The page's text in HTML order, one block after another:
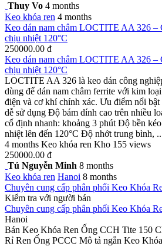
Thuy Vo 4 months
Keo khóa ren 4 months
Keo dán nam châm LOCTITE AA 326 –
chịu nhiệt 120°C
250000.00 đ
Keo dán nam châm LOCTITE AA 326 –
chịu nhiệt 120°C
LOCTITE AA 326 là keo dán công
dùng để dán nam châm ferrite với kim
điện và cơ khí chính xác. Ưu điểm nổi
dễ sử dụng Độ bám dính cao trên nhiều
cố định nhanh: khoảng 3 phút Độ bền
nhiệt lên đến 120°C Độ nhớt trung bình,
4 months Keo khóa ren Kho 155 views
250000.00 đ
Tú Nguyễn Minh 8 months
Keo khóa ren Hanoi 8 months
Chuyên cung cấp phân phối Keo Khóa
Kiểm tra với người bán
Chuyên cung cấp phân phối Keo Khóa
Hanoi
Bán Keo Khóa Ren Ống CCH Tite 150
Rỉ Ren Ống PCCC Mô tả ngắn Keo